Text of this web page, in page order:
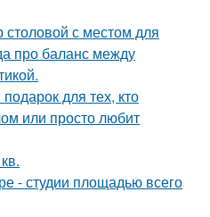
с местом для
про баланс между
для тех, кто
или просто любит
- студии площадью всего